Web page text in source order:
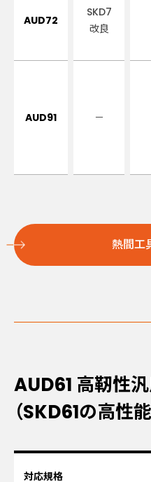
AUD72
SKD7
改良
AUD91 －
熱間工
AUD61 高靭性
（SKD61の高性能
対応規格